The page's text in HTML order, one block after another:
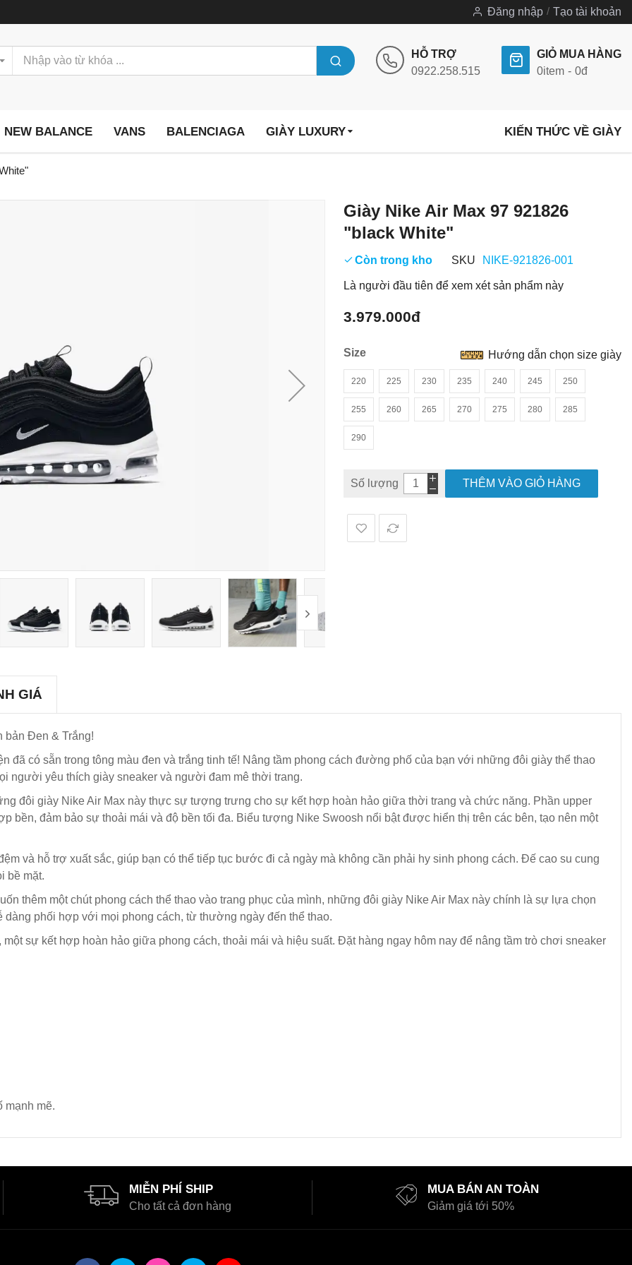
Đăng nhập Tạo tài khoản
HỖ TRỢ
0922.258.515
GIỎ MUA HÀNG
0item 0đ
NEW BALANCE VANS BALENCIAGA GIÀY LUXURY KIẾN THỨC VỀ GIÀY
Giày Nike Air Max 97 921826
"black White"
Còn trong kho SKU NIKE-921826-001
Là người đầu tiên để xem xét sản phẩm này
3.979.000đ
Size
220 225 230 235 240 245 250
255 260 265 270 275 280 285
290
Hướng dẫn chọn size giày
Số lượng THÊM VÀO GIỎ HÀNG
Chuyển
hình
GIÁ
bản Đen & Trắng!
đã có sẵn trong tông màu đen và trắng tinh tế! Nâng tầm phong cách đường phố của bạn với những đôi giày thể thao
người yêu thích giày sneaker và người đam mê thời trang.
đôi giày Nike Air Max này thực sự tượng trưng cho sự kết hợp hoàn hảo giữa thời trang và chức năng. Phần upper
bền, đảm bảo sự thoải mái và độ bền tối đa. Biểu tượng Nike Swoosh nổi bật được hiển thị trên các bên, tạo nên một
và hỗ trợ xuất sắc, giúp bạn có thể tiếp tục bước đi cả ngày mà không cần phải hy sinh phong cách. Đế cao su cung
bề mặt.
thêm một chút phong cách thể thao vào trang phục của mình, những đôi giày Nike Air Max này chính là sự lựa chọn
dàng phối hợp với mọi phong cách, từ thường ngày đến thể thao.
sự kết hợp hoàn hảo giữa phong cách, thoải mái và hiệu suất. Đặt hàng ngay hôm nay để nâng tầm trò chơi sneaker
mạnh mẽ.
MIỄN PHÍ SHIP
Cho tất cả đơn hàng
MUA BÁN AN TOÀN
Giảm giá tới 50%